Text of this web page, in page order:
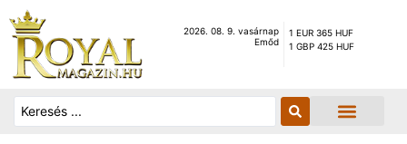
2026. 08. 9. vasárnap
Emőd
1 EUR 365 HUF
1 GBP 425 HUF